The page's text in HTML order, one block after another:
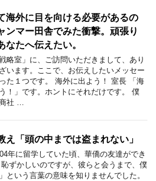
海外に目を向ける必要があるの
ンマー田舎でみた衝撃。頑張り
なたへ伝えたい。
戦略室」に、ご訪問いただきまして、あり
います。ここで、お伝えしたいメッセー
た１つです。 海外に出よう！ 室長 「海
！」です。ホントにそれだけです。 僕
社 …
え「頭の中までは盗まれない」
年に留学していた頃、華僑の友達ができ
ずかしいのですが、彼らと会うまで、僕
という言葉の意味を知りませんでした。